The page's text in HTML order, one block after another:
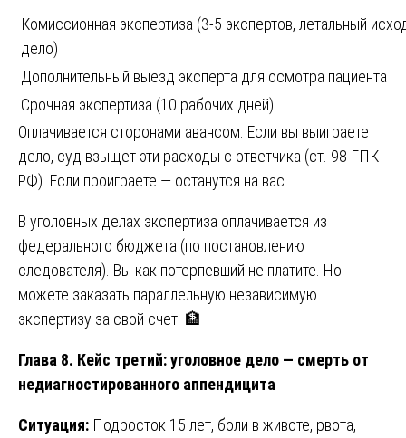
Комиссионная экспертиза (3-5 экспертов, летальный
дело)
Дополнительный выезд эксперта для осмотра пациента
Срочная экспертиза (10 рабочих дней)
Оплачивается сторонами авансом. Если вы выиграете
дело, суд взыщет эти расходы с ответчика (ст. 98 ГПК
РФ). Если проиграете — останутся на вас.
В уголовных делах экспертиза оплачивается из
федерального бюджета (по постановлению
следователя). Вы как потерпевший не платите. Но
можете заказать параллельную независимую
экспертизу за свой счет. 🏦
Глава 8. Кейс третий: уголовное дело — смерть от
недиагностированного аппендицита
Ситуация: Подросток 15 лет, боли в животе, рвота,